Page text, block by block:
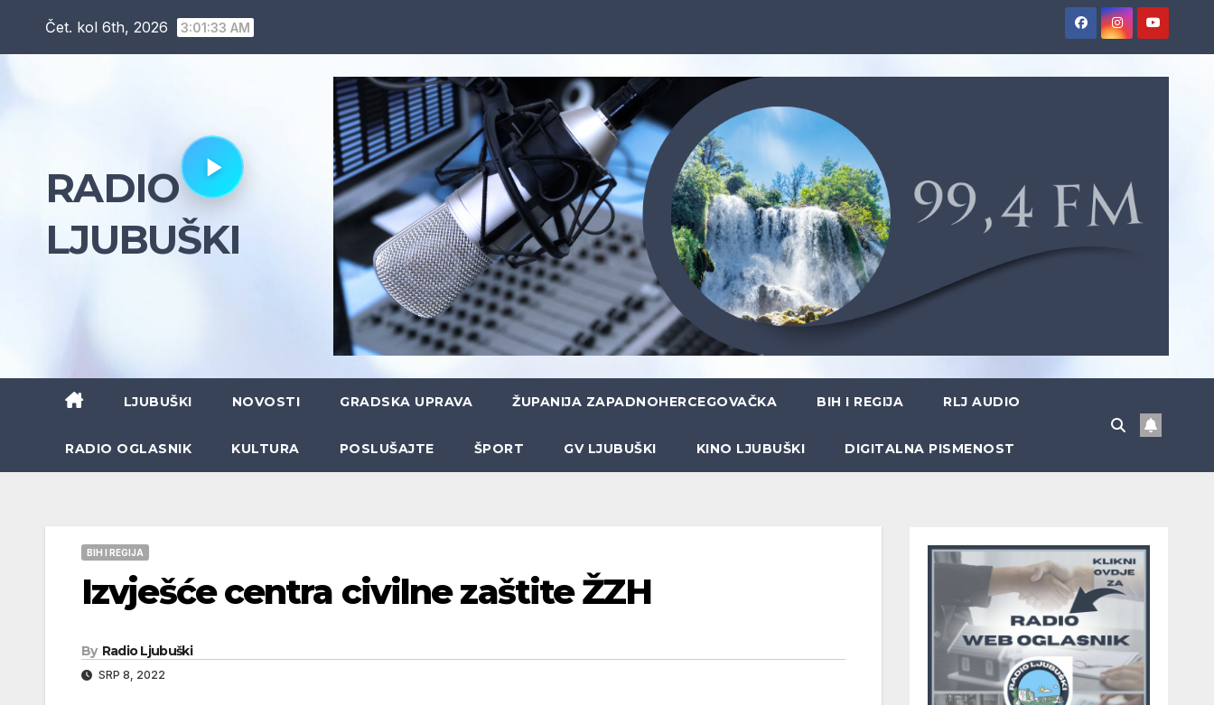
Čet. kol 6th, 2026 3:01:34 AM
RADIO
LJUBUŠKI
LJUBUŠKI NOVOSTI GRADSKA UPRAVA ŽUPANIJA ZAPADNOHERCEGOVAČKA BIH I REGIJA RLJ AUDIO
RADIO OGLASNIK KULTURA POSLUŠAJTE ŠPORT GV LJUBUŠKI KINO LJUBUŠKI DIGITALNA PISMENOST
BIH I REGIJA
Izvješće centra civilne zaštite ŽZH
By Radio Ljubuški
SRP 8, 2022